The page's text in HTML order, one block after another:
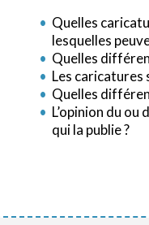
Quelles
lesquelles
Quelles
Les caricatures
Quelles
L’opinion du
qui la publie ?